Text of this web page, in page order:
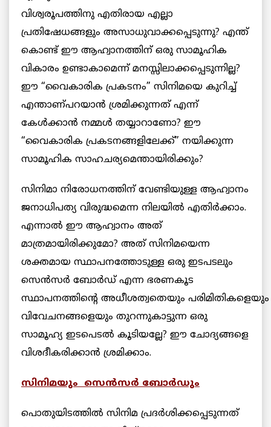
വിശ്വരൂപത്തിനു എതിരായ എല്ലാ
പ്രതിഷേധങ്ങളും അസാധുവാക്കപ്പെടുന്നു? എന്ത്
കൊണ്ട് ഈ ആഹ്വാനത്തിന് ഒരു സാമൂഹിക
വികാരം ഉണ്ടാകാമെന്ന് മനസ്സിലാക്കപ്പെടുന്നില്ല?
ഈ “വൈകാരിക പ്രകടനം” സിനിമയെ കുറിച്ച്
എന്താണ്പറയാന്‍ ശ്രമിക്കുന്നത് എന്ന്
കേള്‍ക്കാന്‍ നമ്മള്‍ തയ്യാറാണോ? ഈ
“വൈകാരിക പ്രകടനങ്ങളിലേക്ക്” നയിക്കുന്ന
സാമൂഹിക സാഹചര്യമെന്തായിരിക്കും?
സിനിമാ നിരോധനത്തിന് വേണ്ടിയുള്ള ആഹ്വാനം
ജനാധിപത്യ വിരുദ്ധമെന്ന നിലയില്‍ എതിര്‍ക്കാം.
എന്നാല്‍ ഈ ആഹ്വാനം അത്
മാത്രമായിരിക്കുമോ? അത് സിനിമയെന്ന
ശക്തമായ സ്ഥാപനത്തോടുള്ള ഒരു ഇടപടലും
സെന്‍സര്‍ ബോര്‍ഡ്‌ എന്ന ഭരണകൂട
സ്ഥാപനത്തിന്റെ അധീശത്വതെയും പരിമിതികളെയും
വിവേചനങ്ങളെയും തുറന്നുകാട്ടുന്ന ഒരു
സാമൂഹ്യ ഇടപെടല്‍ കൂടിയല്ലേ? ഈ ചോദ്യങ്ങളെ
വിശദീകരിക്കാന്‍ ശ്രമിക്കാം.
സിനിമയും സെന്‍സര്‍ ബോര്‍ഡും
പൊതുയിടത്തില്‍ സിനിമ പ്രദര്‍ശിക്കപ്പെടുന്നത്